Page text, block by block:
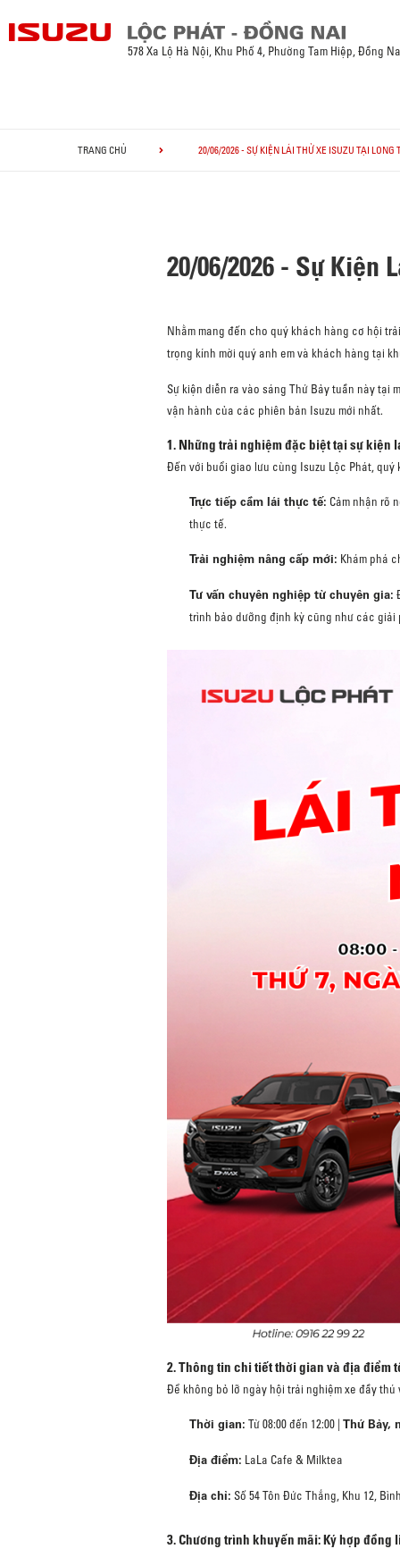
578 Xa Lộ Hà Nội, Khu Phố 4, Phường Tam Hiệp, Đồng
TRANG CHỦ 20/06/2026 - SỰ KIỆN LÁI THỬ XE ISUZU TẠI LONG
20/06/2026 - Sự Kiện
Nhằm mang đến cho quý khách hàng cơ hội
trọng kính mời quý anh em và khách hàng tại
Sự kiện diễn ra vào sáng Thứ Bảy tuần này tại
vận hành của các phiên bản Isuzu mới nhất.
1. Những trải nghiệm đặc biệt tại sự kiện
Đến với buổi giao lưu cùng Isuzu Lộc Phát,
Trực tiếp cầm lái thực tế: Cảm nhận rõ
thực tế.
Trải nghiệm nâng cấp mới: Khám phá
Tư vấn chuyên nghiệp từ chuyên gia:
trình bảo dưỡng định kỳ cũng như các
2. Thông tin chi tiết thời gian và địa điểm
Để không bỏ lỡ ngày hội trải nghiệm xe đầy
Thời gian: Từ 08:00 đến 12:00 | Thứ Bảy,
Địa điểm: LaLa Cafe & Milktea
Địa chỉ: Số 54 Tôn Đức Thắng, Khu 12,
3. Chương trình khuyến mãi: Ký hợp đồng